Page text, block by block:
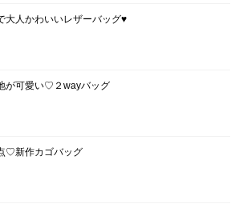
大人かわいいレザーバッグ♥
が可愛い♡２wayバッグ
♡新作カゴバッグ